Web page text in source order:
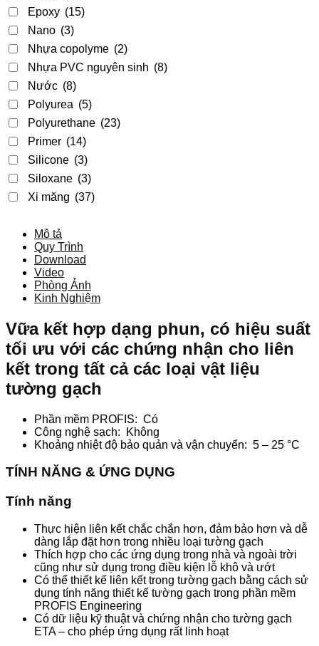
Epoxy (15)
Nano (3)
Nhựa copolyme (2)
Nhựa PVC nguyên sinh (8)
Nước (8)
Polyurea (5)
Polyurethane (23)
Primer (14)
Silicone (3)
Siloxane (3)
Xi măng (37)
Mô tả
Quy Trình
Download
Video
Phòng Ảnh
Kinh Nghiệm
Vữa kết hợp dạng phun, có hiệu suất
tối ưu với các chứng nhận cho liên
kết trong tất cả các loại vật liệu
tường gạch
Phần mềm PROFIS: Có
Công nghệ sạch: Không
Khoảng nhiệt độ bảo quản và vận chuyển: 5 – 25 °C
TÍNH NĂNG & ỨNG DỤNG
Tính năng
Thực hiện liên kết chắc chắn hơn, đảm bảo hơn và dễ
dàng lắp đặt hơn trong nhiều loại tường gạch
Thích hợp cho các ứng dụng trong nhà và ngoài trời
cũng như sử dụng trong điều kiện lỗ khô và ướt
Có thể thiết kế liên kết trong tường gạch bằng cách sử
dụng tính năng thiết kế tường gạch trong phần mềm
PROFIS Engineering
Có dữ liệu kỹ thuật và chứng nhận cho tường gạch
ETA – cho phép ứng dụng rất linh hoạt